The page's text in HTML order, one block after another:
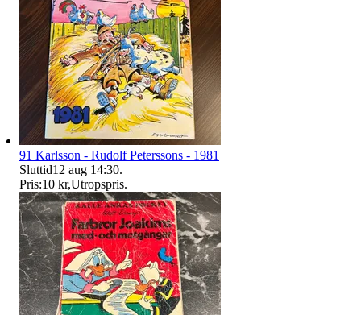
91 Karlsson - Rudolf Peterssons - 1981
Sluttid12 aug 14:30.
Pris:10 kr,Utropspris.